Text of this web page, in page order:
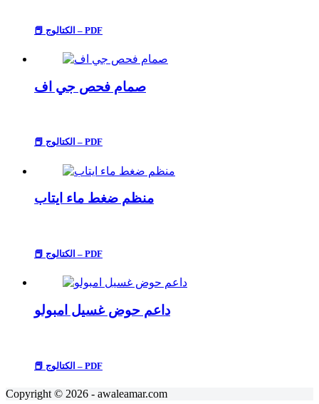
📕 الكتالوج – PDF
صمام فحص جي اف
📕 الكتالوج – PDF
منظم ضغط ماء ايتاب
📕 الكتالوج – PDF
داعم حوض غسيل امبولو
📕 الكتالوج – PDF
Copyright © 2026 - awaleamar.com